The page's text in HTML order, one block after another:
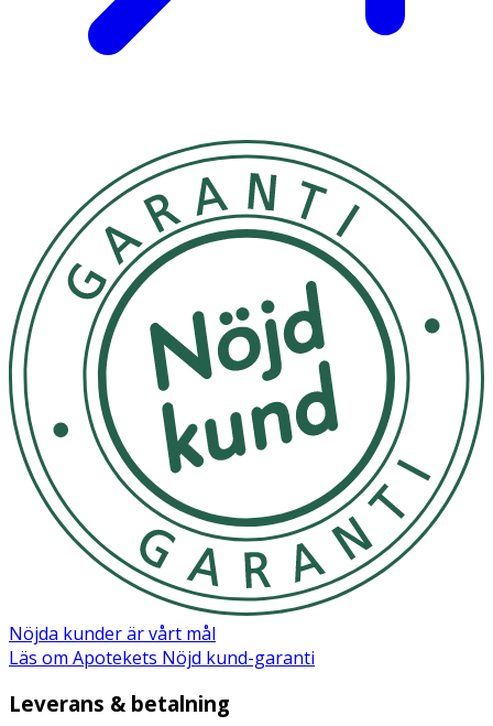
Nöjda kunder är vårt mål
Läs om Apotekets Nöjd kund-garanti
Leverans & betalning